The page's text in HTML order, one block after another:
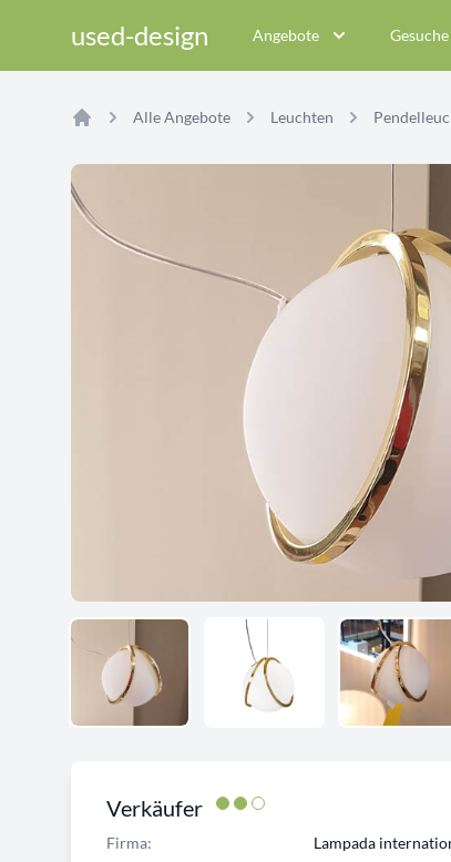
used-design Angebote Gesuche
Alle Angebote Leuchten
Verkäufer
Firma:
Lampada